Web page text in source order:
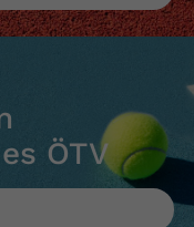
ÖTV